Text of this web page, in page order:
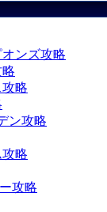
ンズ攻略
略
ン攻略
略
攻略